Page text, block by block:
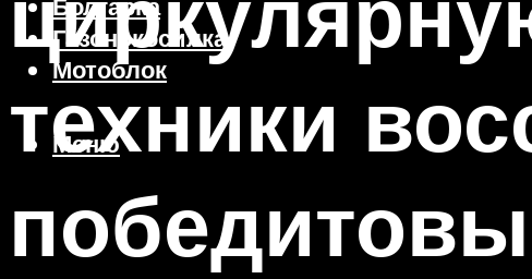
Болгарка
Газонокосилка
Мотоблок
Меню
техники